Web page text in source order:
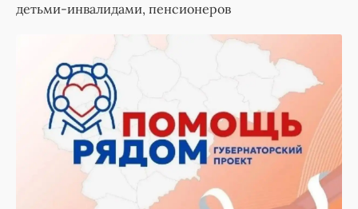
детьми-инвалидами, пенсионеров